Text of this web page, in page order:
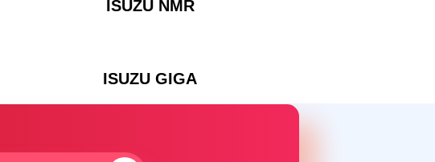
ISUZU NMR
ISUZU GIGA